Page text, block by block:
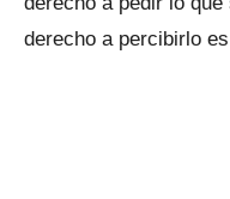
derecho a percibirlo